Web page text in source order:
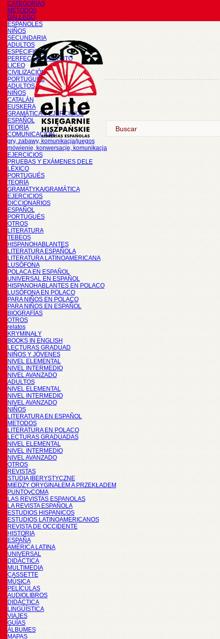
CATEGORÍAS
METODOS
GALLEGO
ESPAÑOLES
NIÑOS
SECUNDARIA
ADULTOS
ESPECIFICOS
PERFECCIONAMIENTO
LICEO
CIVILIZACIÓN
PORTUGUÉS
ADULTOS
NIÑOS
CATALÁN
EUSKERA
GRAMÁTICA Y EJERCICIOS
ESPAÑOL
TEORÍA
COMUNICACIÓN
gry, zabawy, komunikacja/juegos
mówienie, konwersacje, komunikacja
EJERCICIOS
PRUEBAS Y EXÁMENES DELE
LÉXICO
PORTUGUÉS
TEORÍA
GRAMATYKA/GRAMÁTICA
EJERCICIOS
DICCIONARIOS
ESPAÑOL
PORTUGUÉS
OTROS
LITERATURA
TEBEOS
HISPANOHABLANTES
LITERATURA ESPAÑOLA
LITERATURA LATINOAMERICANA
LUSÓFONA
POLACA EN ESPAÑOL
UNIVERSAL EN ESPAÑOL
HISPANOHABLANTES EN POLACO
LUSÓFONA EN POLACO
PARA NIÑOS EN POLACO
PARA NIÑOS EN ESPAÑOL
BIOGRAFÍAS
OTROS
relatos
KRYMINAŁY
BOOKS IN ENGLISH
LECTURAS GRADUAD
NIÑOS Y JÓVENES
NIVEL ELEMENTAL
NIVEL INTERMEDIO
NIVEL AVANZADO
ADULTOS
NIVEL ELEMENTAL
NIVEL INTERMEDIO
NIVEL AVANZADO
NIÑOS
LITERATURA EN ESPAÑOL
METODOS
LITERATURA EN POLACO
LECTURAS GRADUADAS
NIVEL ELEMENTAL
NIVEL INTERMEDIO
NIVEL AVANZADO
OTROS
REVISTAS
STUDIA IBERYSTYCZNE
MIĘDZY ORYGINAŁEM A PRZEKŁADEM
PUNTOyCOMA
LAS REVISTAS ESPANOLAS
LA REVISTA ESPAÑOLA
ESTUDIOS HISPANICOS
ESTUDIOS LATINOAMERICANOS
REVISTA DE OCCIDENTE
HISTORIA
ESPAÑA
AMÉRICA LATINA
UNIVERSAL
DIDÁCTICA
MULTIMEDIA
CASSETTE
MÚSICA
PELÍCULAS
AUDIOLIBROS
DIDÁCTICA
LINGÜÍSTICA
VIAJES
GUÍAS
ÁLBUMES
MAPAS